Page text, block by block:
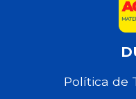
Política de